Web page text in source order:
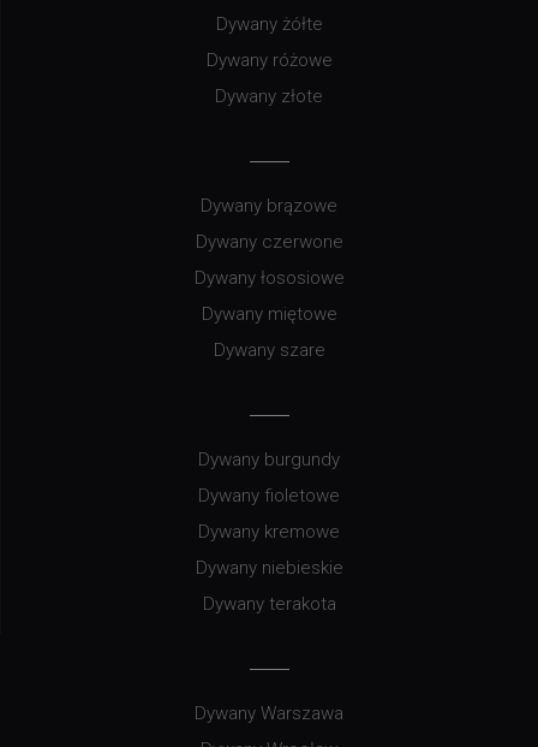
Dywany żółte
Dywany różowe
Dywany złote
Dywany brązowe
Dywany czerwone
Dywany łososiowe
Dywany miętowe
Dywany szare
Dywany burgundy
Dywany fioletowe
Dywany kremowe
Dywany niebieskie
Dywany terakota
Dywany Warszawa